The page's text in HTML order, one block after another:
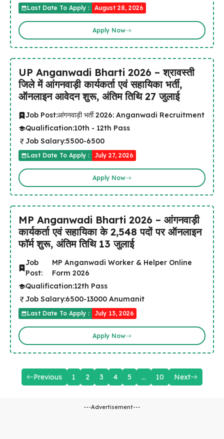
Last Date To Apply : August 28, 2026
Apply Now
UP Anganwadi Bharti 2026 – श्रावस्ती
जिले में आंगनवाड़ी कार्यकर्ता एवं सहायिका भर्ती,
ऑनलाइन आवेदन शुरू, अंतिम तिथि 27 जुलाई
Job Post:आंगनवाड़ी भर्ती 2026: Anganwadi Recruitment
Qualification:10th - 12th Pass
Job Salary:5500-6500
Last Date To Apply : July 27, 2026
Apply Now
MP Anganwadi Bharti 2026 – आंगनवाड़ी
कार्यकर्ता एवं सहायिका के 2,548 पदों पर ऑनलाइन
फॉर्म शुरू, अंतिम तिथि 13 जुलाई
Job
Post:
MP Anganwadi Worker & Helper Online
Form 2026
Qualification:12th Pass
Job Salary:6500-13000 Anumanit
Last Date To Apply : July 13, 2026
Apply Now
Previous 1 2 3 4 5 … 10 Next
---Advertisement---